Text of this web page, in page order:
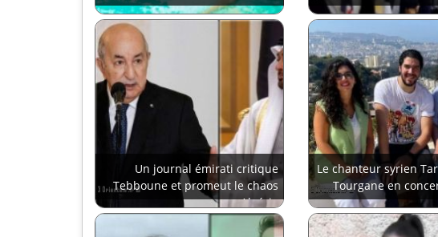
Un journal émirati critique
Tebboune et promeut le chaos
en Algérie
Le chanteur syrien
Tourgane en